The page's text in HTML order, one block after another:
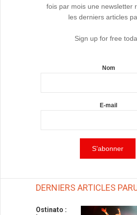
fois par mois une newsletter
les derniers articles
Sign up for free
Nom
E-mail
DERNIERS ARTICLES
Ostinato :